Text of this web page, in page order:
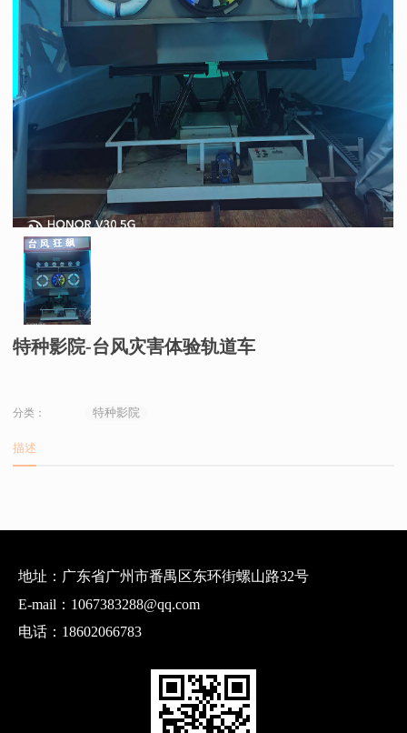
特种影院-台风灾害体验轨道车
分类： 特种影院
描述
地址：广东省广州市番禺区东环街螺山路32号
E-mail：1067383288@qq.com
电话：18602066783